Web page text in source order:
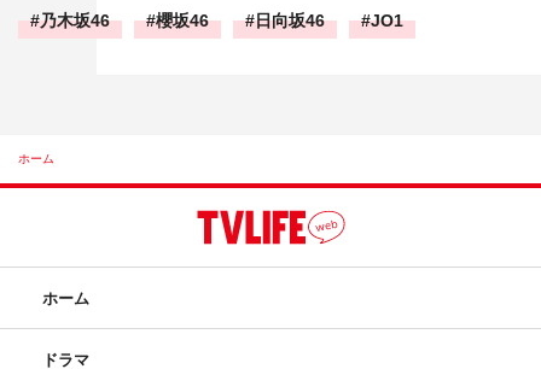
乃木坂46 櫻坂46 日向坂46 JO1
ホーム
ホーム
ドラマ